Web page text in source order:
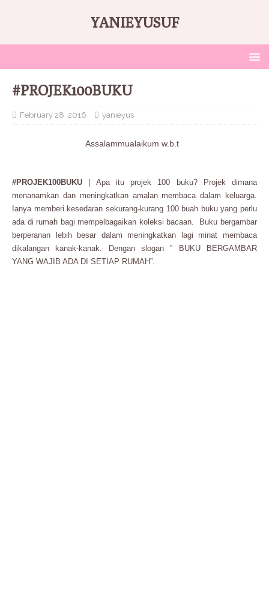
YANIEYUSUF
#PROJEK100BUKU
February 28, 2016 yanieyus
Assalammualaikum w.b.t
#PROJEK100BUKU | Apa itu projek 100 buku? Projek dimana
menanamkan dan meningkatkan amalan membaca dalam keluarga.
Ianya memberi kesedaran sekurang-kurang 100 buah buku yang perlu
ada di rumah bagi mempelbagaikan koleksi bacaan. Buku bergambar
berperanan lebih besar dalam meningkatkan lagi minat membaca
dikalangan kanak-kanak. Dengan slogan ” BUKU BERGAMBAR
YANG WAJIB ADA DI SETIAP RUMAH”.